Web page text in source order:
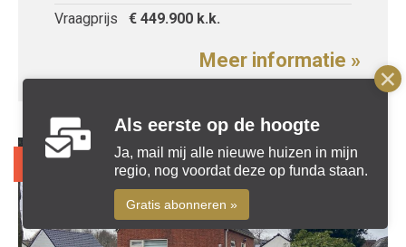
Vraagprijs
€ 449.900 k.k.
Meer informatie »
Recent verkocht
Als eerste op de hoogte
Ja, mail mij alle nieuwe huizen in mijn
regio, nog voordat deze op funda staan.
Gratis abonneren »